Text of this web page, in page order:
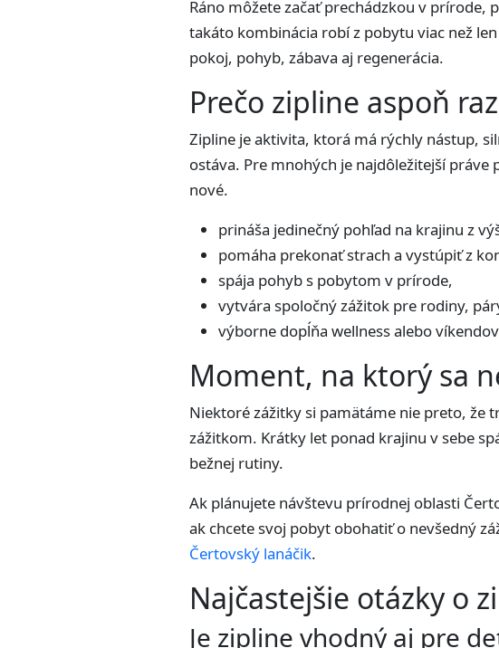
Ráno môžete začať prechádzkou v prírode,
takáto kombinácia robí z pobytu viac než
pokoj, pohyb, zábava aj regenerácia.
Prečo zipline aspoň
Zipline je aktivita, ktorá má rýchly nástup,
ostáva. Pre mnohých je najdôležitejší
nové.
prináša jedinečný pohľad na krajinu z
pomáha prekonať strach a vystúpiť z
spája pohyb s pobytom v prírode,
vytvára spoločný zážitok pre rodiny,
výborne dopĺňa wellness alebo
Moment, na ktorý sa
Niektoré zážitky si pamätáme nie preto, že
zážitkom. Krátky let ponad krajinu v sebe
bežnej rutiny.
Ak plánujete návštevu prírodnej oblasti
ak chcete svoj pobyt obohatiť o nevšedný
Čertovský lanáčik.
Najčastejšie otázky o
Je zipline vhodný aj pre